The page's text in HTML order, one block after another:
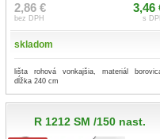
2,86 €
bez DPH
3,46
s
skladom
lišta rohová vonkajšia, materiál
dĺžka 240 cm
R 1212 SM /150 nast.